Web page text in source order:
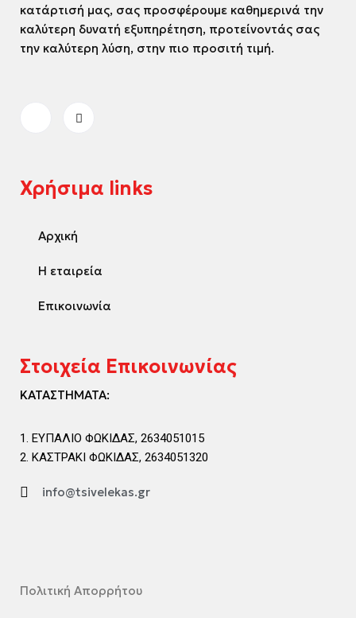
κατάρτισή μας, σας προσφέρουμε καθημερινά την
καλύτερη δυνατή εξυπηρέτηση, προτείνοντάς σας
την καλύτερη λύση, στην πιο προσιτή τιμή.
Χρήσιμα links
Αρχική
Η εταιρεία
Επικοινωνία
Στοιχεία Επικοινωνίας
ΚΑΤΑΣΤΗΜΑΤΑ:
ΕΥΠΑΛΙΟ ΦΩΚΙΔΑΣ, 2634051015
ΚΑΣΤΡΑΚΙ ΦΩΚΙΔΑΣ, 2634051320
info@tsivelekas.gr
Πολιτική Απορρήτου